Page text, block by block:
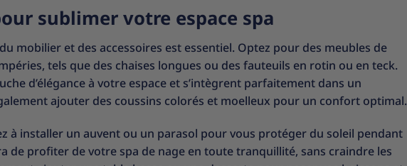
sublimer votre espace spa
mobilier et des accessoires est essentiel. Optez pour des meubles de
tels que des chaises longues ou des fauteuils en rotin ou en teck.
d’élégance à votre espace et s’intègrent parfaitement dans un
ajouter des coussins colorés et moelleux pour un confort optimal.
à installer un auvent ou un parasol pour vous protéger du soleil pendant
de profiter de votre spa de nage en toute tranquillité, sans craindre les